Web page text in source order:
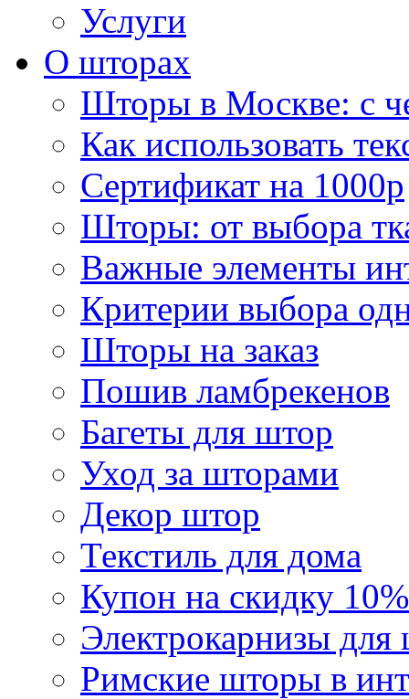
Услуги
О шторах
Шторы в Москве: с
Как использовать
Сертификат на 1000р
Шторы: от выбора
Важные элементы
Критерии выбора
Шторы на заказ
Пошив ламбрекенов
Багеты для штор
Уход за шторами
Декор штор
Текстиль для дома
Купон на скидку 10%
Электрокарнизы для
Римские шторы в